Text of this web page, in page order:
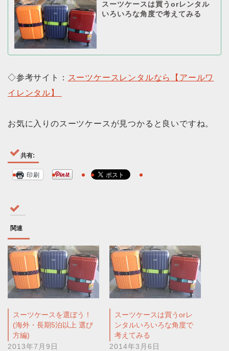
スーツケースは買うorレンタル
いろいろな角度で考えてみる
◇参考サイト： スーツケースレンタルなら【アールワ
イレンタル】
お気に入りのスーツケースが見つかると良いですね。
共有:
印刷
関連
スーツケースを選ぼう！
(海外・長期5泊以上 選び
方編)
2013年7月9日
スーツケースは買うorレ
ンタルいろいろな角度で
考えてみる
2014年3月6日